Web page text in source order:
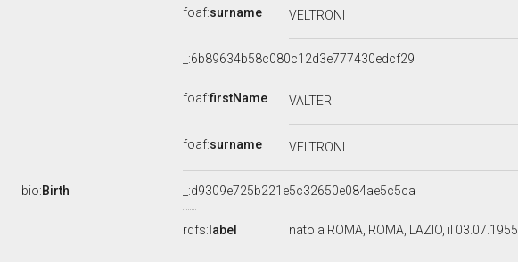
foaf:surname VELTRONI
_:6b89634b58c080c12d3e777430edcf29
foaf:firstName VALTER
foaf:surname VELTRONI
bio:Birth _:d9309e725b221e5c32650e084ae5c5ca
rdfs: label nato a ROMA, ROMA, LAZIO, il 03.07.1955